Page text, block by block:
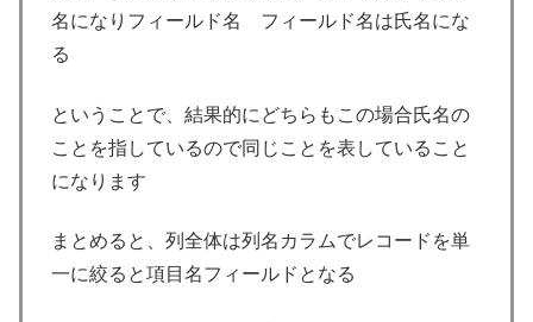
名になりフィールド名 フィールド名は氏名にな
る
ということで、結果的にどちらもこの場合氏名の
ことを指しているので同じことを表していること
になります
まとめると、列全体は列名カラムでレコードを単
一に絞ると項目名フィールドとなる